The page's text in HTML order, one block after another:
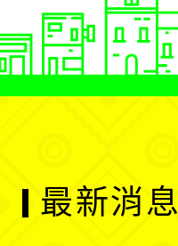
最新消息